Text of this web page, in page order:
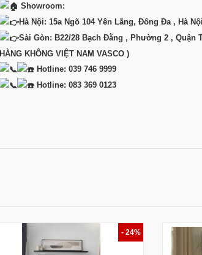
Showroom:
Hà Nội: 15a Ngõ 104 Yên Lãng, Đống Đa , Hà Nội
Sài Gòn: B22/28 Bạch Đằng , Phường 2 , Quận
HÀNG KHÔNG VIỆT NAM VASCO )
Hotline: 039 746 9999
Hotline: 083 369 0123
- 24%